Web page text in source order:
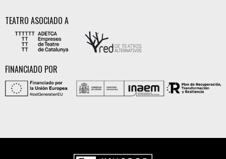
TEATRO ASOCIADO A
FINANCIADO POR